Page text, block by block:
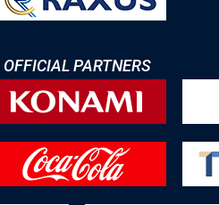
OFFICIAL PARTNERS